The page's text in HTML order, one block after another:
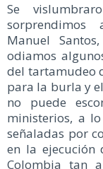
Se
sorprendimos
Manuel
odiamos
del tartamudeo
para la burla y
no puede
ministerios, a
señaladas por
en la ejecución
Colombia tan